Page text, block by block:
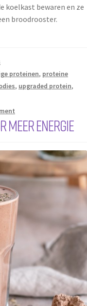
koelkast bewaren en ze
broodrooster.
proteinen, proteine
, upgraded protein,
meer energie